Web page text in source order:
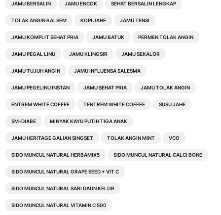
JAMU BERSALIN JAMU ENCOK SEHAT BERSALIN LENGKAP
TOLAK ANGIN BALSEM KOPI JAHE JAMU TENSI
JAMU KOMPLIT SEHAT PRIA JAMU BATUK PERMEN TOLAK ANGIN
JAMU PEGAL LINU JAMU KLINGSIR JAMU SEKALOR
JAMU TUJUH ANGIN JAMU INFLUENSA SALESMA
JAMU PEGELINU INSTAN JAMU SEHAT PRIA JAMU TOLAK ANGIN
ENTREM WHITE COFFEE TENTREM WHITE COFFEE SUSU JAHE
SM-DIABE MINYAK KAYU PUTIH TIGA ANAK
JAMU HERITAGE GALIAN SINGSET TOLAK ANGIN MINT VCO
SIDO MUNCUL NATURAL HERBAMIX5 SIDO MUNCUL NATURAL CALCI BONE
SIDO MUNCUL NATURAL GRAPE SEED + VIT C
SIDO MUNCUL NATURAL SARI DAUN KELOR
SIDO MUNCUL NATURAL VITAMIN C 500